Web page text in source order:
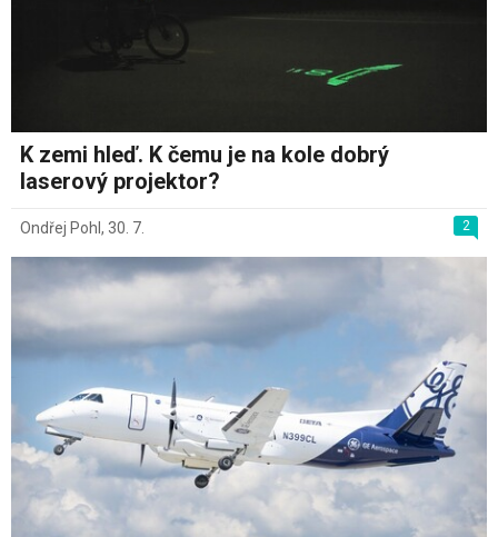
K zemi hleď. K čemu je na kole dobrý
laserový projektor?
2
Ondřej Pohl , 30. 7.